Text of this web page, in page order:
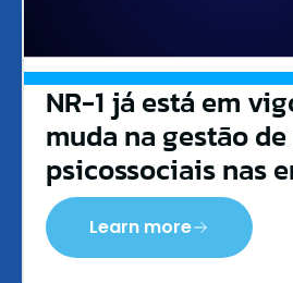
NR-1 já está em
muda na gestão
psicossociais nas
Learn more